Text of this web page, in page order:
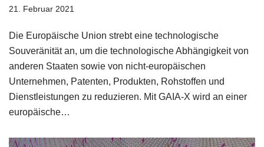
21. Februar 2021
Die Europäische Union strebt eine technologische
Souveränität an, um die technologische Abhängigkeit von
anderen Staaten sowie von nicht-europäischen
Unternehmen, Patenten, Produkten, Rohstoffen und
Dienstleistungen zu reduzieren. Mit GAIA-X wird an einer
europäische…